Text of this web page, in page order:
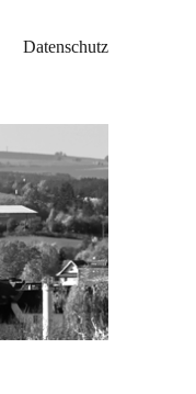
Datenschutz